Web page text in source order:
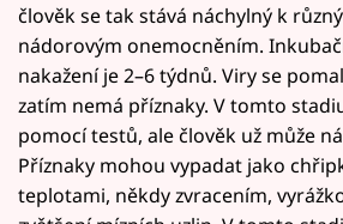
člověk se tak stává náchylný k
nádorovým onemocněním.
nakažení je 2–6 týdnů. Viry se
zatím nemá příznaky. V tomto
pomocí testů, ale člověk už může
Příznaky mohou vypadat jako
teplotami, někdy zvracením,